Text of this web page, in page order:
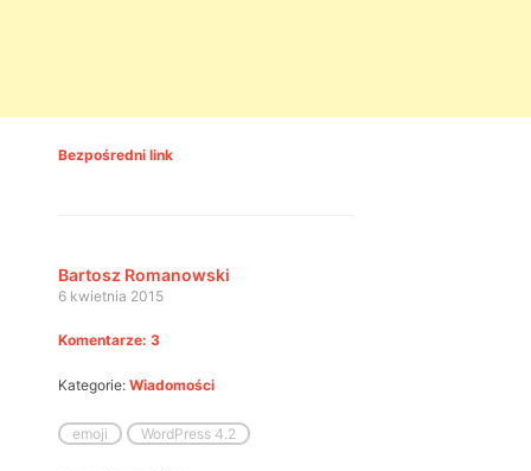
Bezpośredni link
Bartosz Romanowski
6 kwietnia 2015
Komentarze: 3
Kategorie: Wiadomości
emoji WordPress 4.2